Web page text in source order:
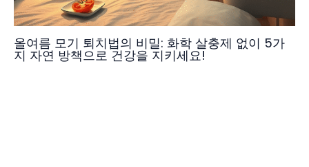
올여름 모기 퇴치법의 비밀: 화학 살충제 없이 5가
지 자연 방책으로 건강을 지키세요!